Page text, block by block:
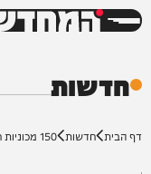
המחדש
חדשות
דף הבית חדשות 150 מכוניות חשמליות נמכרו בתוך שבועיים בלבד